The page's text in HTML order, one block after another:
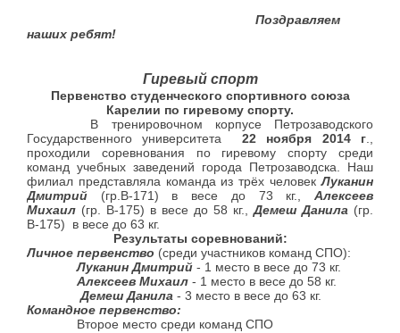
Поздравляем
наших ребят!
Гиревый спорт
Первенство студенческого спортивного союза
Карелии по гиревому спорту.
В тренировочном корпусе Петрозаводского
Государственного университета
22 ноября 2014 г.,
проходили соревнования по гиревому спорту среди
команд учебных заведений города Петрозаводска. Наш
филиал представляла команда из трёх человекЛуканин
Дмитрий (гр.В-171) в весе до 73 кг., Алексеев
Михаил (гр. В-175) в весе до 58 кг., Демеш Данила (гр.
В-175) в весе до 63 кг.
Результаты соревнований:
Личное первенство (среди участников команд СПО):
Луканин Дмитрий - 1 место в весе до 73 кг.
Алексеев Михаил - 1 место в весе до 58 кг.
Демеш Данила - 3 место в весе до 63 кг.
Командное первенство:
Второе место среди команд СПО